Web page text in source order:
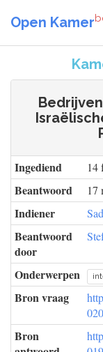
Open Kamer
Ingediend 14
Beantwoord 17
Indiener
Beantwoord
door
Onderwerpen
Bron vraag
Bron